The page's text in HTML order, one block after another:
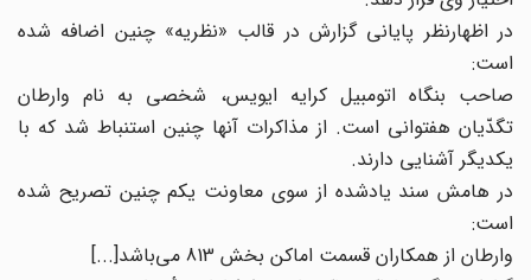
در اظهارنظر پایانی گزارش در قالب «نظریه» چنین اضافه شده
است:
صاحب بنگاه اتومبیل کرایه ایویس، شخصی به نام وارطان
تگدّیان هفتوانی است. از مذاکرات آنها چنین استنباط شد که با
یکدیگر آشنایی دارند.
در هامش سند یادشده از سوی معاونت یکم چنین تصریح شده
است:
وارطان از همکاران قسمت اماکن بخش 813 می‌باشد[...]